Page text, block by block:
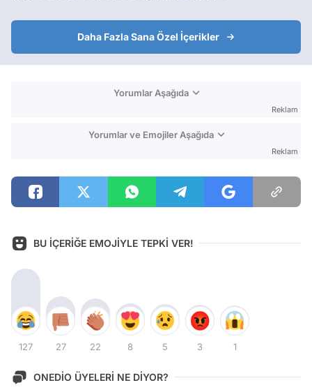
Daha Fazla Sana Özel İçerikler
Yorumlar Aşağıda
Reklam
Yorumlar ve Emojiler Aşağıda
Reklam
BU İÇERİĞE EMOJİYLE TEPKİ VER!
127 27 22 8 5 3 1
ONEDİO ÜYELERİ NE DİYOR?